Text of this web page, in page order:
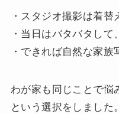
・スタジオ撮影は着替
・当日はバタバタして
・できれば自然な家族
わが家も同じことで悩
という選択をしました。